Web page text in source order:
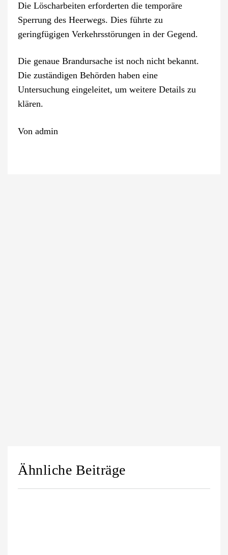
Die Löscharbeiten erforderten die temporäre
Sperrung des Heerwegs. Dies führte zu
geringfügigen Verkehrsstörungen in der Gegend.
Die genaue Brandursache ist noch nicht bekannt.
Die zuständigen Behörden haben eine
Untersuchung eingeleitet, um weitere Details zu
klären.
Von admin
Ähnliche Beiträge